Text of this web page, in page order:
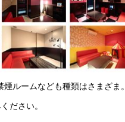
ルームなども種類はさまざま。
ださい。